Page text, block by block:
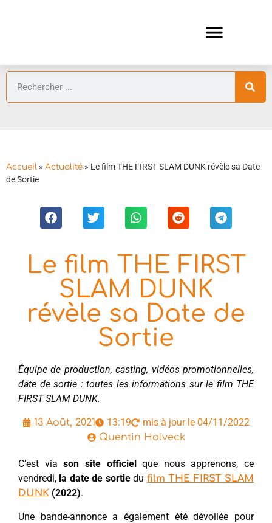
Accueil » Actualité » Le film THE FIRST SLAM DUNK révèle sa Date
de Sortie
Le film THE FIRST
SLAM DUNK
révèle sa Date de
Sortie
Équipe de production, casting, vidéos promotionnelles,
date de sortie : toutes les informations sur le film THE
FIRST SLAM DUNK.
13 Août, 2021 13:19 mis à jour le 04/11/2022
Quentin Holveck
C’est viason site officielque nous apprenons, ce
vendredi, la date de sortiedu film THE FIRST SLAM
DUNK (2022).
Une bande-annonce a également été dévoilée pour